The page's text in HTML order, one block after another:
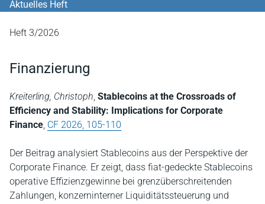
Aktuelles Heft
Heft 3/2026
Finanzierung
Kreiterling, Christoph, Stablecoins at the Crossroads of
Efficiency and Stability: Implications for Corporate
Finance, CF 2026, 105-110
Der Beitrag analysiert Stablecoins aus der Perspektive der
Corporate Finance. Er zeigt, dass fiat-gedeckte Stablecoins
operative Effizienzgewinne bei grenzüberschreitenden
Zahlungen, konzerninterner Liquiditätssteuerung und